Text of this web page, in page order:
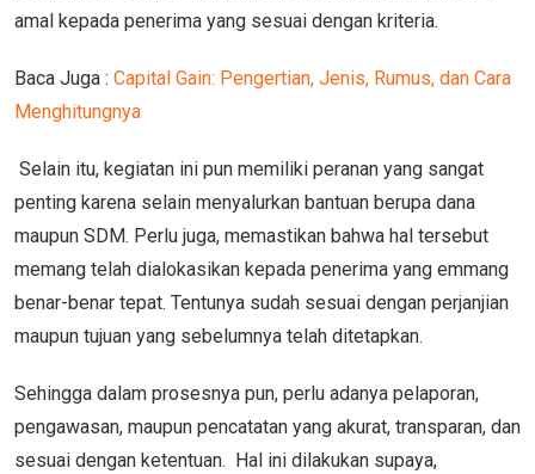
amal kepada penerima yang sesuai dengan kriteria.
Baca Juga : Capital Gain: Pengertian, Jenis, Rumus, dan Cara
Menghitungnya
Selain itu, kegiatan ini pun memiliki peranan yang sangat
penting karena selain menyalurkan bantuan berupa dana
maupun SDM. Perlu juga, memastikan bahwa hal tersebut
memang telah dialokasikan kepada penerima yang emmang
benar-benar tepat. Tentunya sudah sesuai dengan perjanjian
maupun tujuan yang sebelumnya telah ditetapkan.
Sehingga dalam prosesnya pun, perlu adanya pelaporan,
pengawasan, maupun pencatatan yang akurat, transparan, dan
sesuai dengan ketentuan. Hal ini dilakukan supaya,